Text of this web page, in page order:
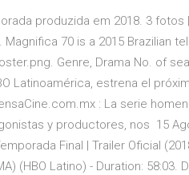
produzida em 2018. 3
70 is a 2015 Brazilian
Genre, Drama No. of
Latinoamérica, estrena el
: La serie
y productores, nos 15
Final | Trailer Oficial
(HBO Latino) - Duration: 58:03.